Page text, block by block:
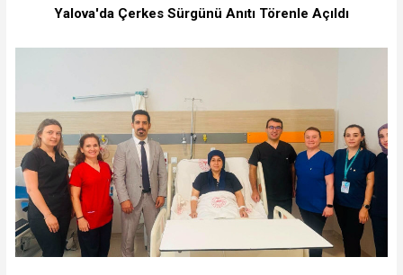
Yalova'da Çerkes Sürgünü Anıtı Törenle Açıldı